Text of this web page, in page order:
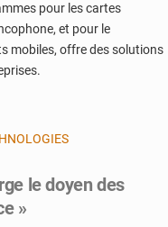
pour les cartes
et pour le
mobiles, offre des solutions
le doyen des
»